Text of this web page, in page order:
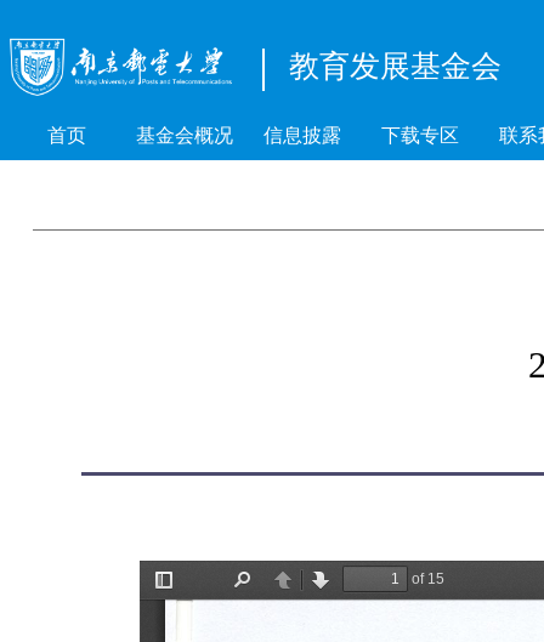
教育发展基金会
首页 基金会概况 信息披露 下载专区 联系